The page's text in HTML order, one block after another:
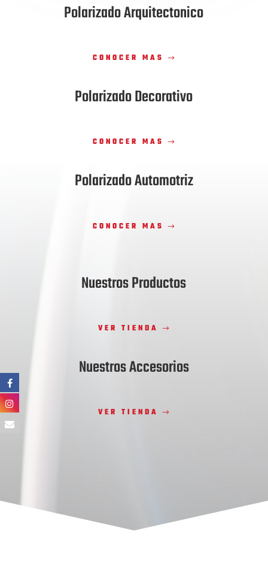
Polarizado Arquitectonico
CONOCER MAS
Polarizado Decorativo
CONOCER MAS
Polarizado Automotriz
CONOCER MAS
Nuestros Productos
VER TIENDA
Nuestros Accesorios
VER TIENDA